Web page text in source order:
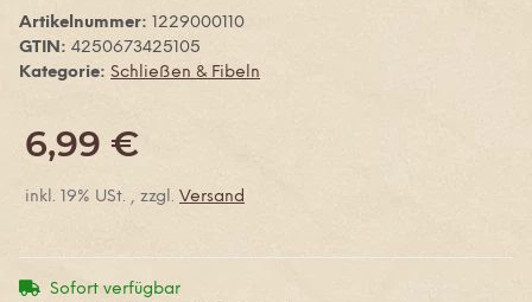
Artikelnummer:
1229000110
GTIN: 4250673425105
Kategorie: Schließen & Fibeln
6,99 €
inkl. 19% USt. , zzgl. Versand
Sofort verfügbar